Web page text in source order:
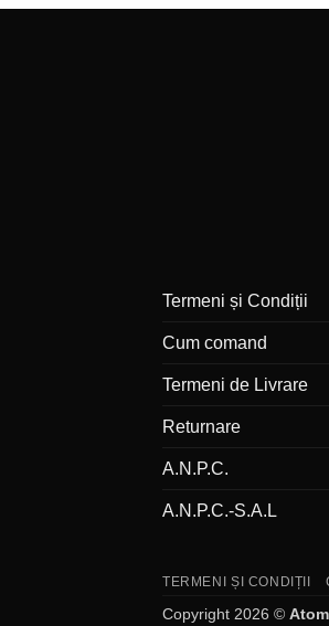
Termeni și Condiții
Cum comand
Termeni de Livrare
Returnare
A.N.P.C.
A.N.P.C.-S.A.L
TERMENI ȘI CONDIȚII
Copyright 2026 ©